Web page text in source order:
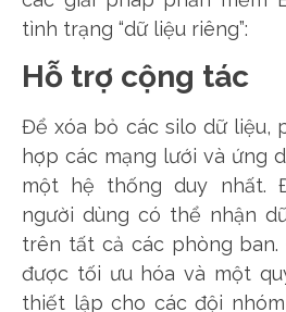
tình trạng “dữ liệu riêng”:
Hỗ trợ cộng tác
Để xóa bỏ các silo dữ liệu,
hợp các mạng lưới và ứng
một hệ thống duy nhất.
người dùng có thể nhận
trên tất cả các phòng
được tối ưu hóa và một
thiết lập cho các đội